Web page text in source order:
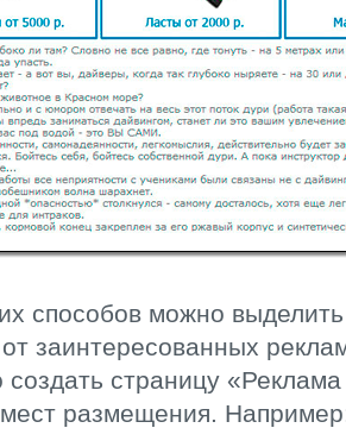
способов можно
заинтересованных
создать страницу
размещения.